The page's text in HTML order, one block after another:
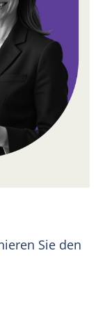
Sie den